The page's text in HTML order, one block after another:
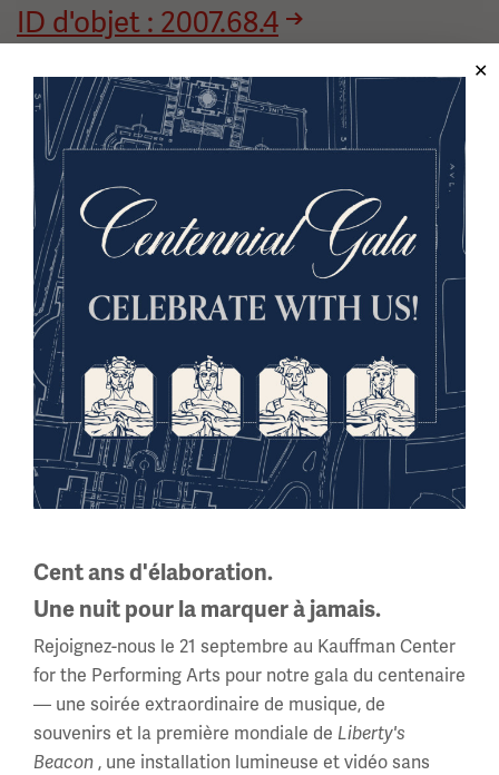
ID d'objet : 2007.68.4
Le Service allemand d'outre-mer a connu des
changements de direction au fil de la guerre et a survécu
à la défaite de l'Allemagne à la fin de la Première Guerre
mondiale. Le service d'information a finalement fusionné
avec le Bureau d'information allemand (DNB) dans les
années 1930. Ces images et exemples saisissants de
propagande journalistique allemande existent toujours
dans la collection du Musée et Mémorial.
Apprenez-en davantage sur l'alliance
de l'Allemagne avec l'Empire ottoman
et sur la manière dont les deux pays
ont exploité la propagande dans
l'exposition numérique
Combattre avec la foi
Cent ans d'élaboration.
Une nuit pour la marquer à jamais.
Rejoignez-nous le 21 septembre au Kauffman Center
for the Performing Arts pour notre gala du centenaire
— une soirée extraordinaire de musique, de
souvenirs et la première mondiale de Liberty's
Beacon , une installation lumineuse et vidéo sans